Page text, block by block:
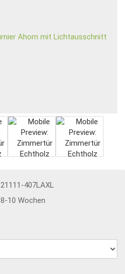
21111-407LAXL
8-10 Wochen